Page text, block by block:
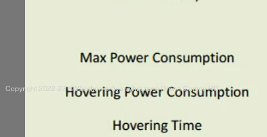
Copyright 2022-23 ® Všechna práva vyhrazena Drone Camps RC.